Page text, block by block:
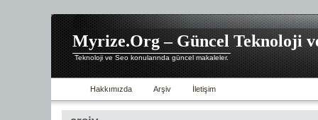
Myrize.Org – Güncel Teknoloji
Teknoloji ve Seo konularında güncel makaleler.
Hakkımızda Arşiv İletişim